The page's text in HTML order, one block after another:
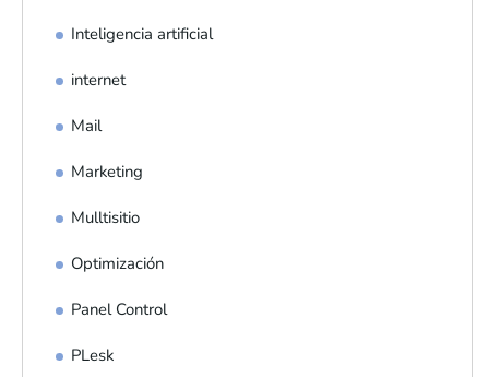
Inteligencia artificial
internet
Mail
Marketing
Mulltisitio
Optimización
Panel Control
PLesk